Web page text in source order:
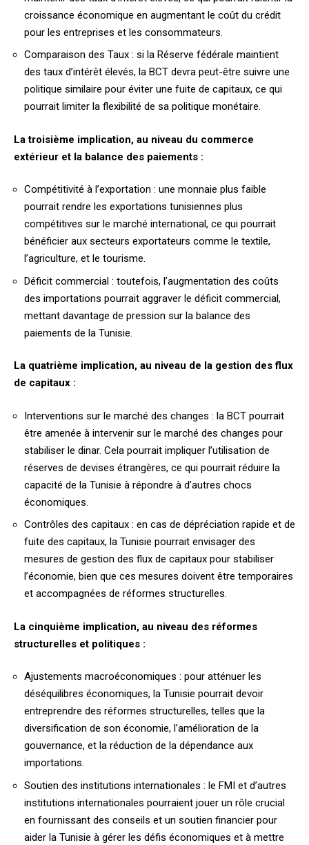
croissance économique en augmentant le coût du crédit
pour les entreprises et les consommateurs.
Comparaison des Taux : si la Réserve fédérale maintient
des taux d’intérêt élevés, la BCT devra peut-être suivre une
politique similaire pour éviter une fuite de capitaux, ce qui
pourrait limiter la flexibilité de sa politique monétaire.
La troisième implication, au niveau du commerce
extérieur et la balance des paiements :
Compétitivité à l’exportation : une monnaie plus faible
pourrait rendre les exportations tunisiennes plus
compétitives sur le marché international, ce qui pourrait
bénéficier aux secteurs exportateurs comme le textile,
l’agriculture, et le tourisme.
Déficit commercial : toutefois, l’augmentation des coûts
des importations pourrait aggraver le déficit commercial,
mettant davantage de pression sur la balance des
paiements de la Tunisie.
La quatrième implication, au niveau de la gestion des flux
de capitaux :
Interventions sur le marché des changes : la BCT pourrait
être amenée à intervenir sur le marché des changes pour
stabiliser le dinar. Cela pourrait impliquer l’utilisation de
réserves de devises étrangères, ce qui pourrait réduire la
capacité de la Tunisie à répondre à d’autres chocs
économiques.
Contrôles des capitaux : en cas de dépréciation rapide et de
fuite des capitaux, la Tunisie pourrait envisager des
mesures de gestion des flux de capitaux pour stabiliser
l’économie, bien que ces mesures doivent être temporaires
et accompagnées de réformes structurelles.
La cinquième implication, au niveau des réformes
structurelles et politiques :
Ajustements macroéconomiques : pour atténuer les
déséquilibres économiques, la Tunisie pourrait devoir
entreprendre des réformes structurelles, telles que la
diversification de son économie, l’amélioration de la
gouvernance, et la réduction de la dépendance aux
importations.
Soutien des institutions internationales : le FMI et d’autres
institutions internationales pourraient jouer un rôle crucial
en fournissant des conseils et un soutien financier pour
aider la Tunisie à gérer les défis économiques et à mettre